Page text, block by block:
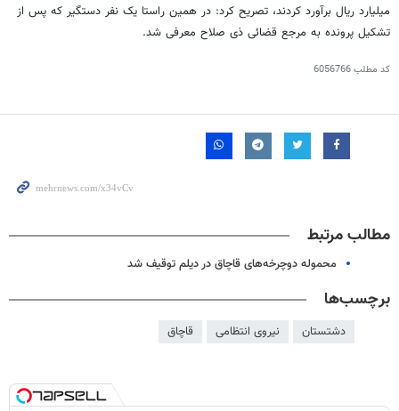
میلیارد ریال برآورد کردند، تصریح کرد: در همین راستا یک نفر دستگیر که پس از
تشکیل پرونده به مرجع قضائی ذی صلاح معرفی شد.
کد مطلب6056766
مطالب مرتبط
محموله دوچرخه‌های قاچاق در دیلم توقیف شد
برچسب‌ها
دشتستان نیروی انتظامی قاچاق